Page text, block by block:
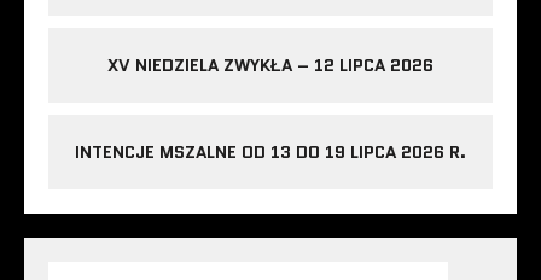
XV NIEDZIELA ZWYKŁA – 12 LIPCA 2026
INTENCJE MSZALNE OD 13 DO 19 LIPCA 2026 R.